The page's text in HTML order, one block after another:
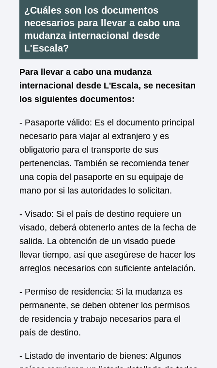
¿Cuáles son los documentos
necesarios para llevar a cabo una
mudanza internacional desde
L'Escala?
Para llevar a cabo una mudanza
internacional desde L'Escala, se necesitan
los siguientes documentos:
- Pasaporte válido: Es el documento principal
necesario para viajar al extranjero y es
obligatorio para el transporte de sus
pertenencias. También se recomienda tener
una copia del pasaporte en su equipaje de
mano por si las autoridades lo solicitan.
- Visado: Si el país de destino requiere un
visado, deberá obtenerlo antes de la fecha de
salida. La obtención de un visado puede
llevar tiempo, así que asegúrese de hacer los
arreglos necesarios con suficiente antelación.
- Permiso de residencia: Si la mudanza es
permanente, se deben obtener los permisos
de residencia y trabajo necesarios para el
país de destino.
- Listado de inventario de bienes: Algunos